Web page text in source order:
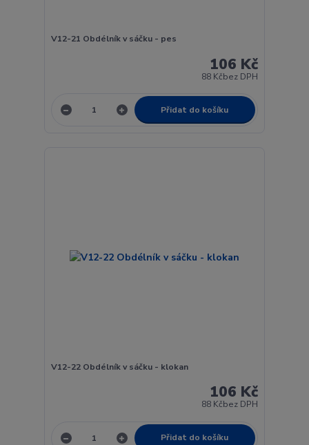
V12-21 Obdélník v sáčku - pes
106 Kč
88 Kčbez DPH
Přidat do košíku
V12-22 Obdélník v sáčku - klokan
106 Kč
88 Kčbez DPH
Přidat do košíku